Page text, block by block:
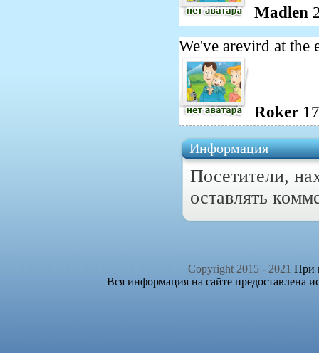
Madlen
We've arevird at the
Roker
Информация
Посетители,
оставлять
Copyright 2015 - 2021 При
Вся информация на сайте предоставлена